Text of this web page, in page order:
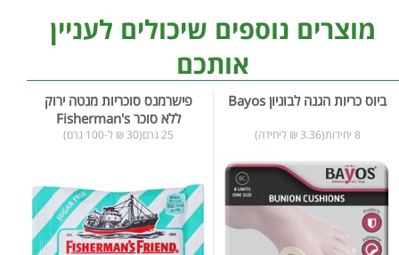
מוצרים נוספים שיכולים לעניין
אותכם
ביוס כריות הגנה לבוניון Bayos
8 יחידות(3.36 ₪ ליחידה)
פישרמנס סוכריות מנטה ירוק
ללא סוכר Fisherman's
25 גרם(30 ₪ ל-100 גרם)